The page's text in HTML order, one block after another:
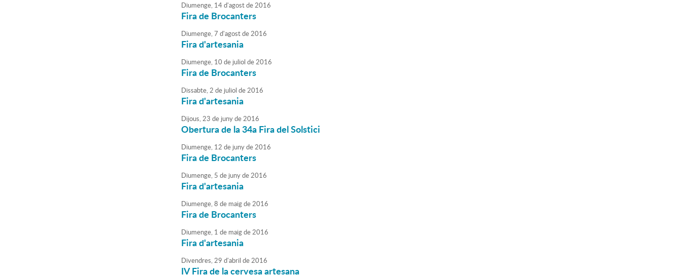
Diumenge, 14d'agostde2016
Fira de Brocanters
Diumenge,7 d'agostde2016
Fira d'artesania
Diumenge, 10 de juliol de2016
Fira de Brocanters
Dissabte,2 de juliol de2016
Fira d'artesania
Dijous,23 de junyde2016
Obertura de la 34a Fira del Solstici
Diumenge, 12 de junyde2016
Fira de Brocanters
Diumenge, 5 de junyde2016
Fira d'artesania
Diumenge,8 de maigde2016
Fira de Brocanters
Diumenge, 1 de maigde2016
Fira d'artesania
Divendres,29 d'abril de2016
IV Fira de la cervesa artesana